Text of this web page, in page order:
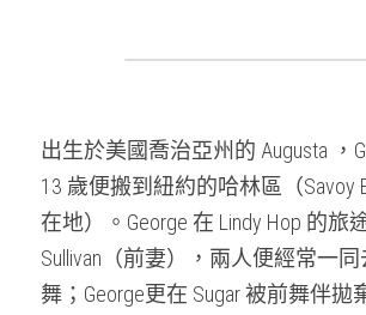
出生於美國喬治亞州的 Augusta ，
13 歲便搬到紐約的哈林區（Savoy
在地）。George 在 Lindy Hop 的旅
Sullivan（前妻），兩人便經常一
舞；George更在 Sugar 被前舞伴